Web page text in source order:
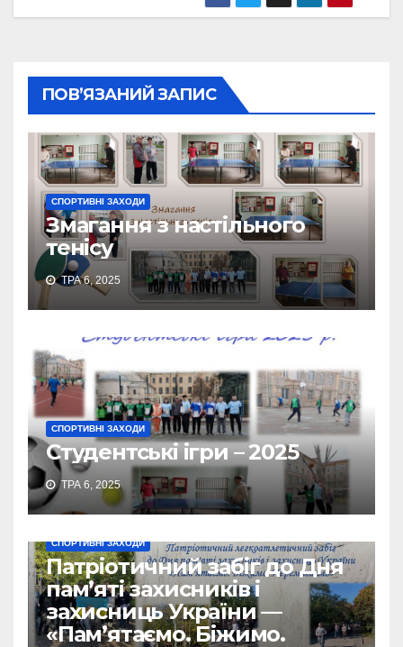
ПОВ’ЯЗАНИЙ ЗАПИС
СПОРТИВНІ ЗАХОДИ
Змагання з настільного
тенісу
ТРА 6, 2025
СПОРТИВНІ ЗАХОДИ
Студентські ігри – 2025
ТРА 6, 2025
СПОРТИВНІ ЗАХОДИ
Патріотичний забіг до Дня
пам’яті захисників і
захисниць України —
«Пам’ятаємо. Біжимо.